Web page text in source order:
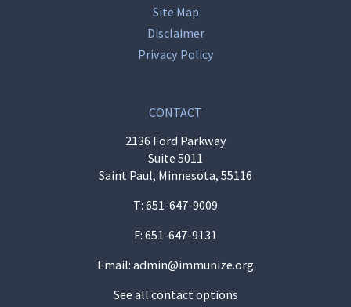
Site Map
Disclaimer
Privacy Policy
CONTACT
2136 Ford Parkway
Suite 5011
Saint Paul, Minnesota, 55116
T: 651-647-9009
F: 651-647-9131
Email: admin@immunize.org
See all contact options